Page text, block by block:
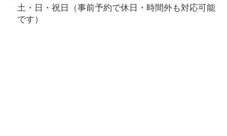
土・日・祝日（事前予約で休日・時間外も対応可能
です）